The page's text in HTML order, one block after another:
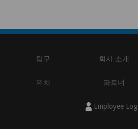
비전 지원 사
더알아보기
있어 임베디
탐구 회사 소개
위치 파트너
Employee